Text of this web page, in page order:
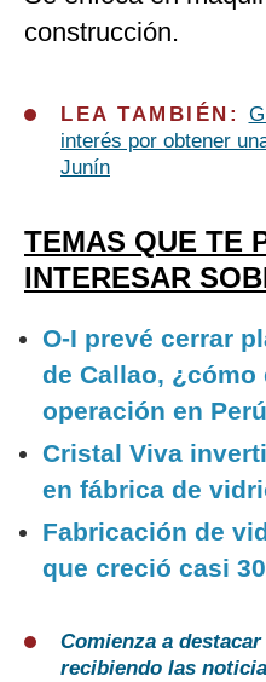
construcción.
LEA TAMBIÉN:
interés por obtener
Junín
TEMAS QUE TE
INTERESAR
O-I prevé cerrar
de Callao, ¿cómo
operación en
Cristal Viva
en fábrica de
Fabricación de
que creció casi
Comienza a
recibiendo las